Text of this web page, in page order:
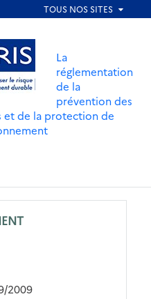
au menu
La
réglementation
de la
prévention des
et de la protection de
2009